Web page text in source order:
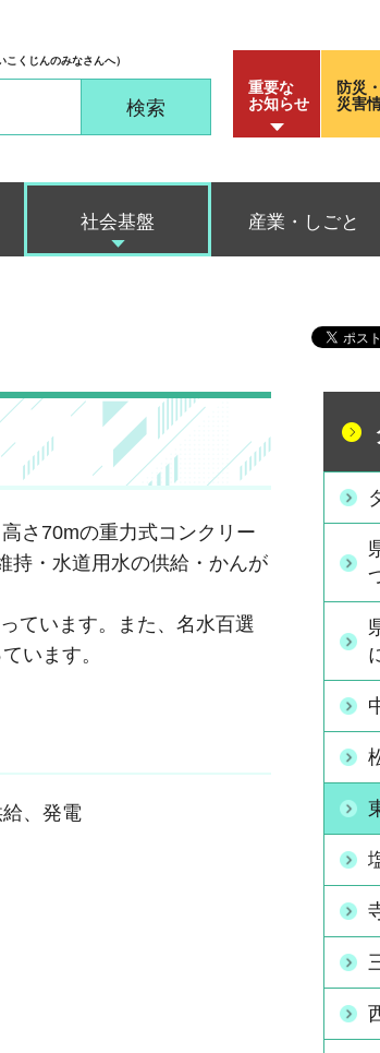
こくじんのみなさんへ）
重要な
お知らせ
防災・
災害
社会基盤 産業・しごと
さ70mの重力式コンクリー
持・水道用水の供給・かんが
ています。また、名水百選
います。
、発電